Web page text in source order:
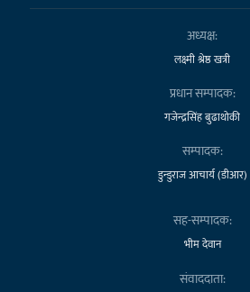
अध्यक्ष:
लक्ष्मी श्रेष्ठ खत्री
प्रधान सम्पादक:
गजेन्द्रसिंह बुढाथोकी
सम्पादक:
डुन्डुराज आचार्य (डीआर)
सह-सम्पादक:
भीम देवान
संवाददाता: